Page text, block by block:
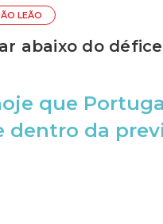
LEÃO
abaixo do défice
que
dentro da